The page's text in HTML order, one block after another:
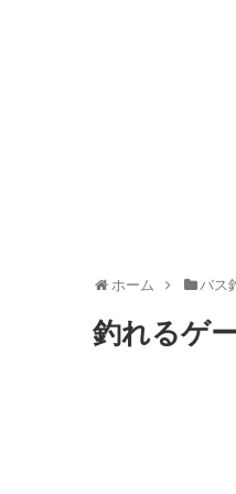
ホーム バス
釣れるゲ